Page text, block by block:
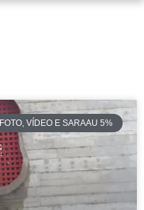
FOTO, VÍDEO E SARAAU 5%